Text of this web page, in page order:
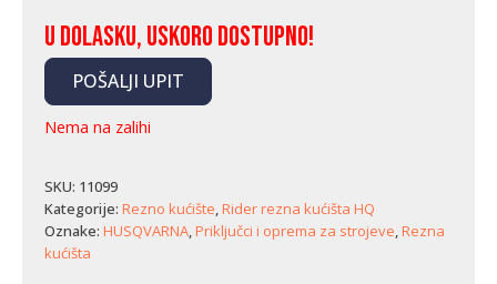
U dolasku, uskoro dostupno!
POŠALJI UPIT
Nema na zalihi
SKU: 11099
Kategorije: Rezno kućište,Rider rezna kućišta HQ
Oznake: HUSQVARNA,Priključci i oprema za strojeve,Rezna
kućišta